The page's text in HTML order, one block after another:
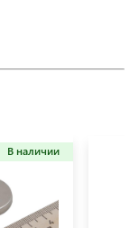
В наличии